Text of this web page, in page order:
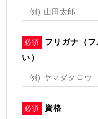
必須
フリガナ（
い）
必須 資格